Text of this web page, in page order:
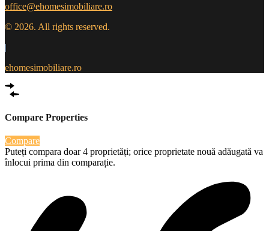
office@ehomesimobiliare.ro
© 2026. All rights reserved.
|
ehomesimobiliare.ro
Compare Properties
Compare
Puteți compara doar 4 proprietăți; orice proprietate nouă adăugată va
înlocui prima din comparație.